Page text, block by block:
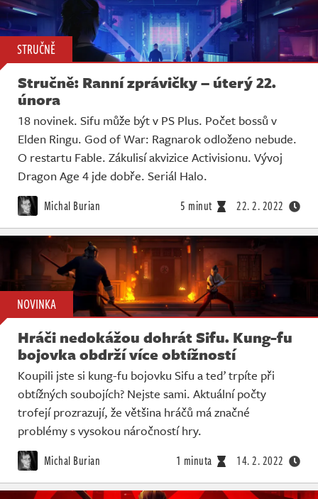
STRUČNĚ
Stručně: Ranní zprávičky – úterý 22.
února
18 novinek. Sifu může být v PS Plus. Počet bossů v
Elden Ringu. God of War: Ragnarok odloženo nebude.
O restartu Fable. Zákulisí akvizice Activisionu. Vývoj
Dragon Age 4 jde dobře. Seriál Halo.
Michal Burian 5 minut 22. 2. 2022
NOVINKA
Hráči nedokážou dohrát Sifu. Kung-fu
bojovka obdrží více obtížností
Koupili jste si kung-fu bojovku Sifu a teď trpíte při
obtížných soubojích? Nejste sami. Aktuální počty
trofejí prozrazují, že většina hráčů má značné
problémy s vysokou náročností hry.
Michal Burian 1 minuta 14. 2. 2022